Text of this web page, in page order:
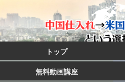
トップ
無料動画講座